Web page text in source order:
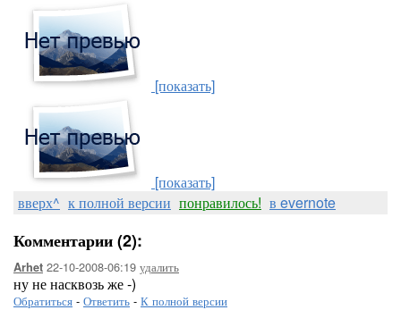
[показать]
[показать]
вверх^ к полной версии понравилось! в evernote
Комментарии (2):
Arhet 22-10-2008-06:19 удалить
ну не насквозь же -)
Обратиться - Ответить - К полной версии